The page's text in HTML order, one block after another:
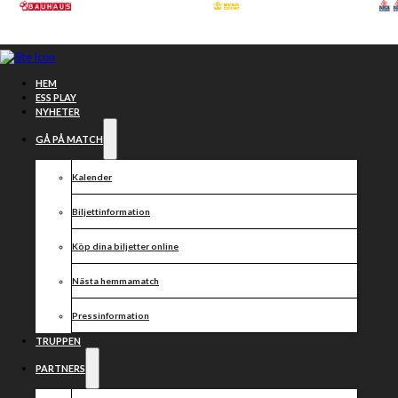
Hoppa till huvudinnehåll
HEM
ESS PLAY
NYHETER
GÅ PÅ MATCH
Kalender
Biljettinformation
Köp dina biljetter online
Nästa hemmamatch
Pressinformation
TRUPPEN
PARTNERS
IDAG
SPRÄCKTE VI